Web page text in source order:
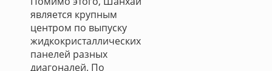
является крупным
центром по выпуску
жидкокристаллических
панелей разных
диагоналей. По